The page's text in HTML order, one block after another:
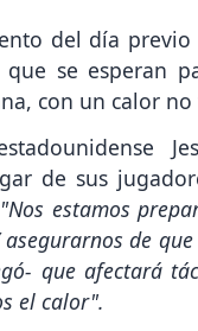
del día
se esperan
con un calor
de sus
estamos
de
que afectará
el calor".